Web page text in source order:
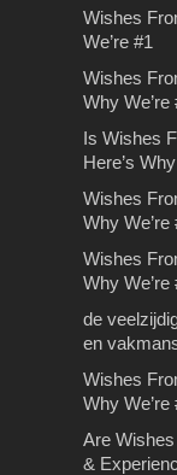
De
De
–
De
een
Oude
Op
wat
Op
Wishes
We’re #1
Wishes
Why We’re
Is Wishes
Here’s Why
Wishes
Why We’re
Wishes
Why We’re
de
en
Wishes
Why We’re
Are
&